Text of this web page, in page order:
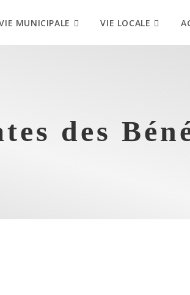
MUNICIPALE VIE LOCALE
des